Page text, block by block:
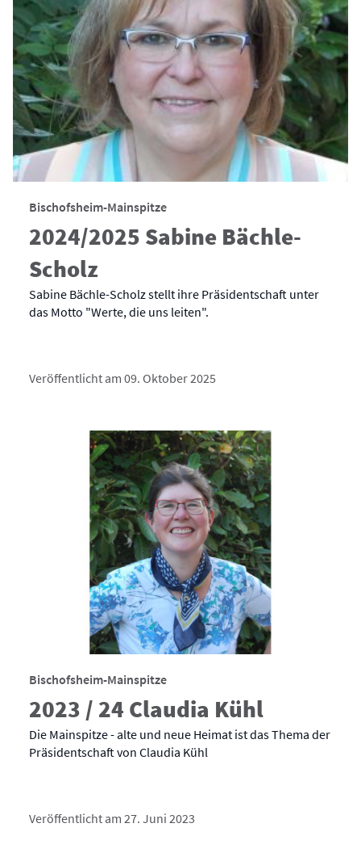
Bischofsheim-Mainspitze
2024/2025 Sabine Bächle-
Scholz
Sabine Bächle-Scholz stellt ihre Präsidentschaft unter
das Motto "Werte, die uns leiten".
Veröffentlicht am 09. Oktober 2025
Bischofsheim-Mainspitze
2023 / 24 Claudia Kühl
Die Mainspitze - alte und neue Heimat ist das Thema der
Präsidentschaft von Claudia Kühl
Veröffentlicht am 27. Juni 2023